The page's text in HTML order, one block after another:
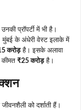
प्रॉपर्टी में भी है।
मुंबई के अंधेरी वेस्ट इलाके में
करोड़है। इसके अलावा
कीमत ₹25 करोड़है।
को दर्शाती हैं।